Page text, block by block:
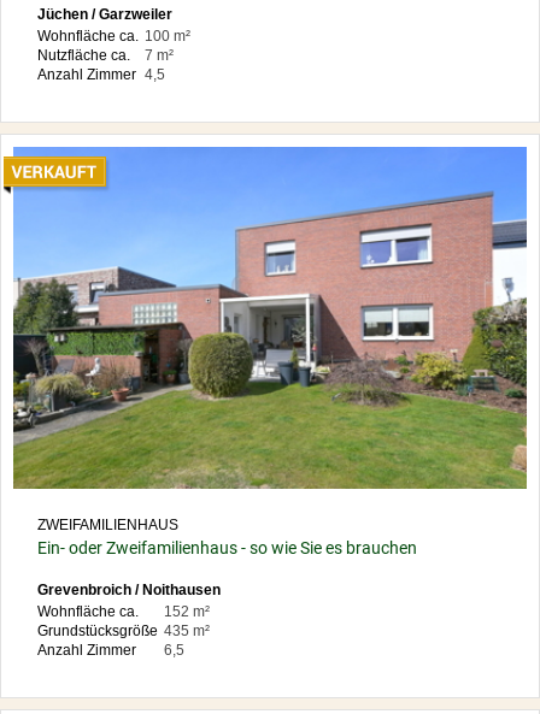
Jüchen / Garzweiler
Wohnfläche ca. 100 m²
Nutzfläche ca.
7 m²
Anzahl Zimmer 4,5
ZWEIFAMILIENHAUS
Ein- oder Zweifamilienhaus - so wie Sie es brauchen
Grevenbroich / Noithausen
Wohnfläche ca.
152 m²
Grundstücksgröße 435 m²
Anzahl Zimmer
6,5